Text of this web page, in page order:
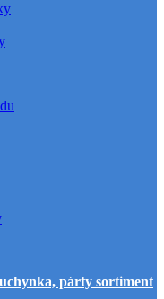
párty sortiment